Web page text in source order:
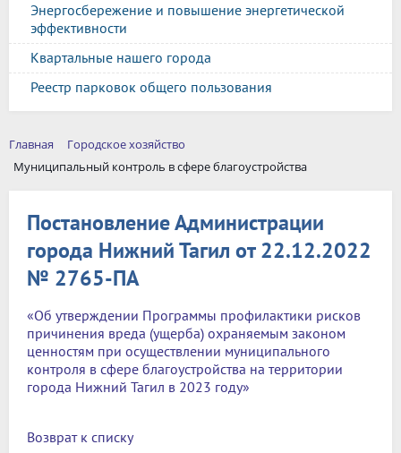
Энергосбережение и повышение энергетической
эффективности
Квартальные нашего города
Реестр парковок общего пользования
Главная
Городское хозяйство
Муниципальный контроль в сфере благоустройства
Постановление Администрации
города Нижний Тагил от 22.12.2022
№ 2765-ПА
«Об утверждении Программы профилактики рисков
причинения вреда (ущерба) охраняемым законом
ценностям при осуществлении муниципального
контроля в сфере благоустройства на территории
города Нижний Тагил в 2023 году»
Возврат к списку